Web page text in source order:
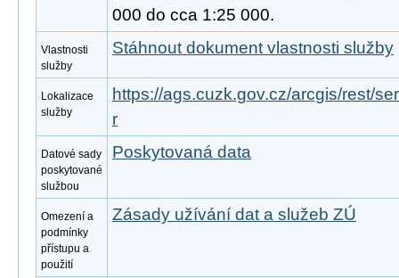
000 do cca 1:25 000.
Vlastnosti
služby
Stáhnout dokument vlastnosti služby
Lokalizace
služby
https://ags.cuzk.gov.cz/arcgis/rest/
r
Datové sady
poskytované
službou
Poskytovaná data
Omezení a
podmínky
přístupu a
použití
Zásady užívání dat a služeb ZÚ